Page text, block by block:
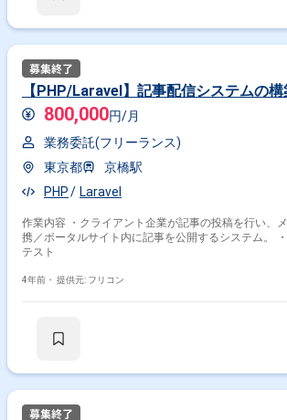
【PHP/Laravel】記事配信システムの構
800,000円/月
業務委託(フリーランス)
東京都
京橋駅
PHP
Laravel
作業内容 ・クライアント企業が記事の投稿を行い、
携／ポータルサイト内に記事を公開するシステム。
テスト
4年前・ 提供元: フリコン